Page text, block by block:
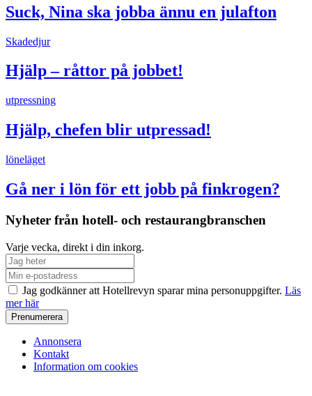
Suck, Nina ska jobba ännu en julafton
Skadedjur
Hjälp – råttor på jobbet!
utpressning
Hjälp, chefen blir utpressad!
löneläget
Gå ner i lön för ett jobb på finkrogen?
Nyheter från hotell- och restaurangbranschen
Varje vecka, direkt i din inkorg.
Jag godkänner att Hotellrevyn sparar mina personuppgifter. Läs
mer här
Annonsera
Kontakt
Information om cookies